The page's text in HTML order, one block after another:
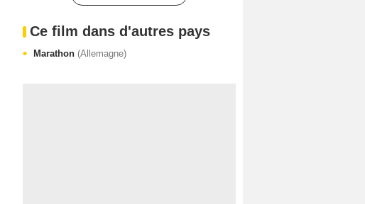
Ce film dans d'autres pays
Marathon (Allemagne)